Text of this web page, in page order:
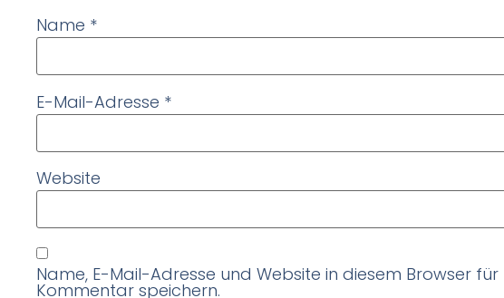
Name *
E-Mail-Adresse *
Website
Name, E-Mail-Adresse und Website in diesem Browser
Kommentar speichern.